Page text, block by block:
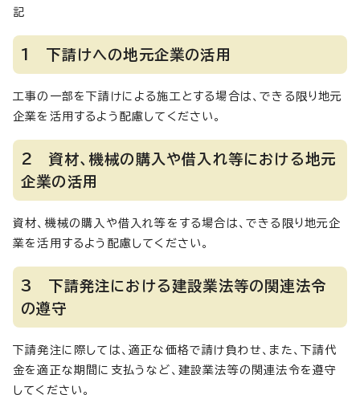
記
1 下請けへの地元企業の活用
工事の一部を下請けによる施工とする場合は、できる限り地元
企業を活用するよう配慮してください。
2 資材、機械の購入や借入れ等における地元
企業の活用
資材、機械の購入や借入れ等をする場合は、できる限り地元企
業を活用するよう配慮してください。
3 下請発注における建設業法等の関連法令
の遵守
下請発注に際しては、適正な価格で請け負わせ、また、下請代
金を適正な期間に支払うなど、建設業法等の関連法令を遵守
してください。